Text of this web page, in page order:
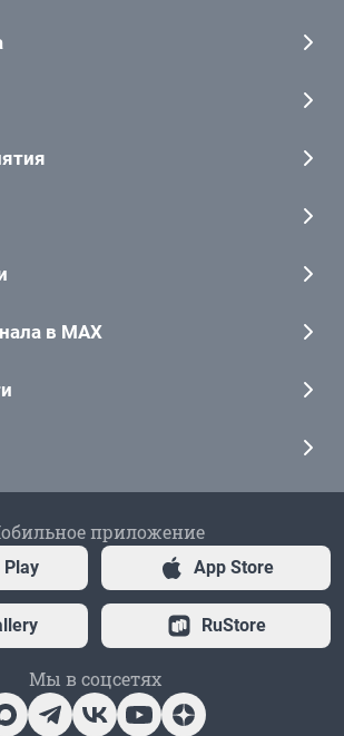
в MAX
приложение
Play App Store
RuStore
Мы в соцсетях